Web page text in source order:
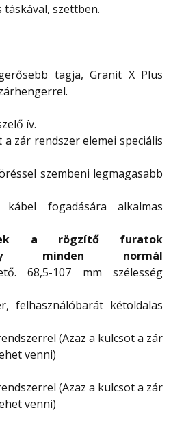
táskával, szettben.
tagja, Granit X Plus
ív.
zár rendszer elemei speciális
szembeni legmagasabb
fogadására alkalmas
a rögzítő furatok
minden normál
68,5-107 mm szélesség
felhasználóbarát kétoldalas
(Azaz a kulcsot a zár
venni)
(Azaz a kulcsot a zár
venni)